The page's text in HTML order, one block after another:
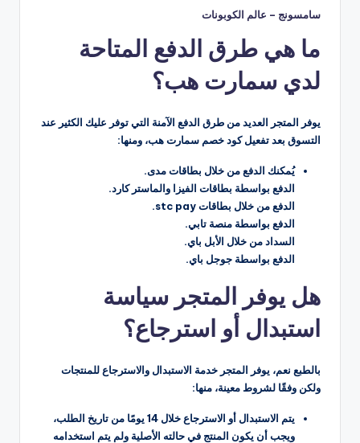
سامسونج – عالم الكوبونات
ما هي طرق الدفع المتاحة
لدي سمارت هب؟
يوفر المتجر العديد من طرق الدفع الآمنة التي توفر عليك الكثير عند
التسوق بعد تفعيل كود خصم سمارت هب، ومنها:
يُمكنك الدفع من خلال بطاقات مدى.
الدفع بواسطة بطاقات الفيزا والماستر كارد.
الدفع من خلال بطاقات stc pay.
الدفع بواسطة منصة تابي.
السداد من خلال الأبل باي.
الدفع بواسطة جوجل باي.
هل يوفر المتجر سياسة
استبدال أو استرجاع؟
بالطبع نعم، يوفر المتجر خدمة الاستبدال والاسترجاع للمنتجات
ولكن وفقًا لشروط معينة، منها:
يتم الاستبدال أو الاسترجاع خلال 14 يومًا من تاريخ الطلب،
ويجب أن يكون المنتج في حالته الأصلية ولم يتم استخدامه